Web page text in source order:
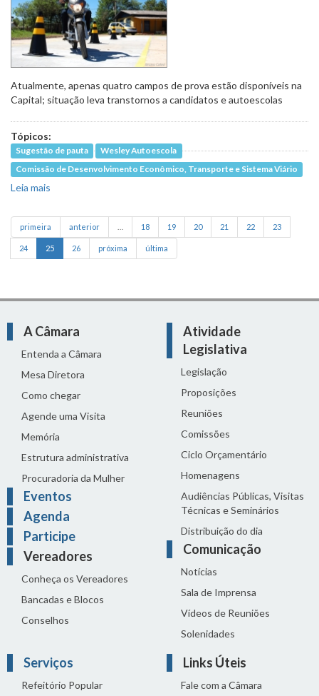
Atualmente, apenas quatro campos de prova estão disponíveis na
Capital; situação leva transtornos a candidatos e autoescolas
Tópicos:
Sugestão de pauta
Wesley Autoescola
Comissão de Desenvolvimento Econômico, Transporte e Sistema Viário
Leia mais
primeira anterior 18 19 20 21 22 23
24 25 26 próxima última
A Câmara
Entenda a Câmara
Mesa Diretora
Como chegar
Agende uma Visita
Memória
Estrutura administrativa
Procuradoria da Mulher
Eventos
Agenda
Participe
Vereadores
Conheça os Vereadores
Bancadas e Blocos
Conselhos
Atividade
Legislativa
Legislação
Proposições
Reuniões
Comissões
Ciclo Orçamentário
Homenagens
Audiências Públicas, Visitas
Técnicas e Seminários
Distribuição do dia
Comunicação
Notícias
Sala de Imprensa
Vídeos de Reuniões
Solenidades
Serviços
Refeitório Popular
Links Úteis
Fale com a Câmara